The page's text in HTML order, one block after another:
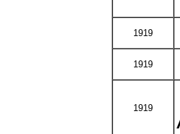
1919
1919
1919